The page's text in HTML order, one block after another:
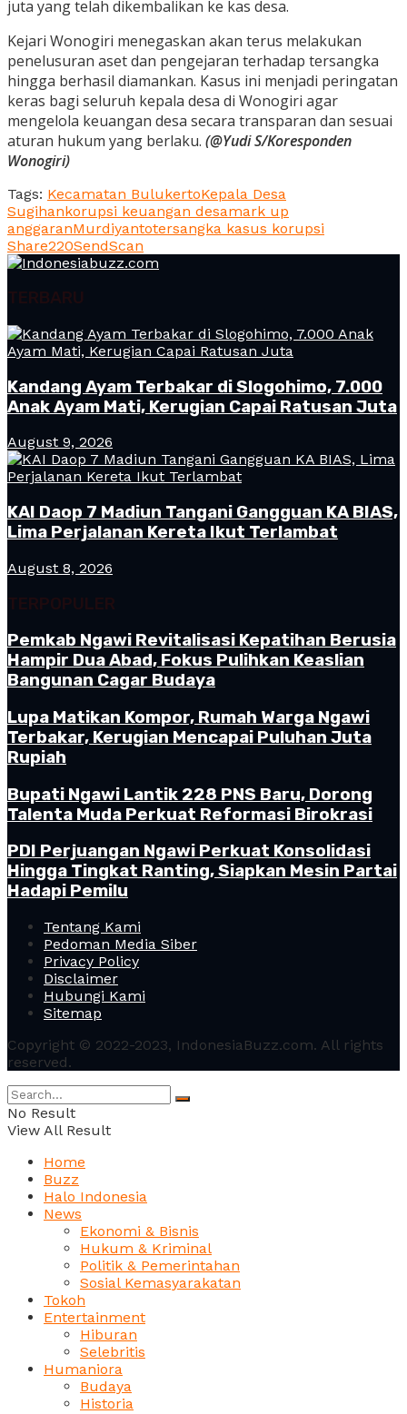
juta yang telah dikembalikan ke kas desa.
Kejari Wonogiri menegaskan akan terus melakukan
penelusuran aset dan pengejaran terhadap tersangka
hingga berhasil diamankan. Kasus ini menjadi peringatan
keras bagi seluruh kepala desa di Wonogiri agar
mengelola keuangan desa secara transparan dan sesuai
aturan hukum yang berlaku. (@Yudi S/Koresponden
Wonogiri)
Tags: Kecamatan BulukertoKepala Desa
Sugihankorupsi keuangan desamark up
anggaranMurdiyantotersangka kasus korupsi
Share220SendScan
TERBARU
Kandang Ayam Terbakar di Slogohimo, 7.000
Anak Ayam Mati, Kerugian Capai Ratusan Juta
August 9, 2026
KAI Daop 7 Madiun Tangani Gangguan KA BIAS,
Lima Perjalanan Kereta Ikut Terlambat
August 8, 2026
TERPOPULER
Pemkab Ngawi Revitalisasi Kepatihan Berusia
Hampir Dua Abad, Fokus Pulihkan Keaslian
Bangunan Cagar Budaya
Lupa Matikan Kompor, Rumah Warga Ngawi
Terbakar, Kerugian Mencapai Puluhan Juta
Rupiah
Bupati Ngawi Lantik 228 PNS Baru, Dorong
Talenta Muda Perkuat Reformasi Birokrasi
PDI Perjuangan Ngawi Perkuat Konsolidasi
Hingga Tingkat Ranting, Siapkan Mesin Partai
Hadapi Pemilu
Tentang Kami
Pedoman Media Siber
Privacy Policy
Disclaimer
Hubungi Kami
Sitemap
Copyright © 2022-2023, IndonesiaBuzz.com. All rights
reserved.
No Result
View All Result
Home
Buzz
Halo Indonesia
News
Ekonomi & Bisnis
Hukum & Kriminal
Politik & Pemerintahan
Sosial Kemasyarakatan
Tokoh
Entertainment
Hiburan
Selebritis
Humaniora
Budaya
Historia